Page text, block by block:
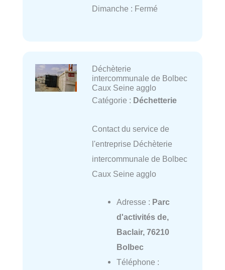
Dimanche : Fermé
Déchèterie
intercommunale de Bolbec
Caux Seine agglo
Catégorie : Déchetterie
Contact du service de
l'entreprise Déchèterie
intercommunale de Bolbec
Caux Seine agglo
Adresse : Parc
d'activités de,
Baclair, 76210
Bolbec
Téléphone :